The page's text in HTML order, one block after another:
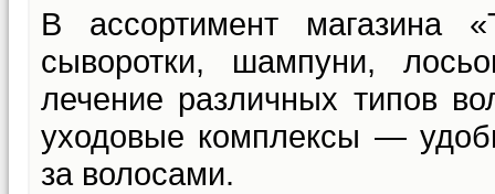
В ассортимент магазина
сыворотки, шампуни,
лечение различных типов
уходовые комплексы —
за волосами.